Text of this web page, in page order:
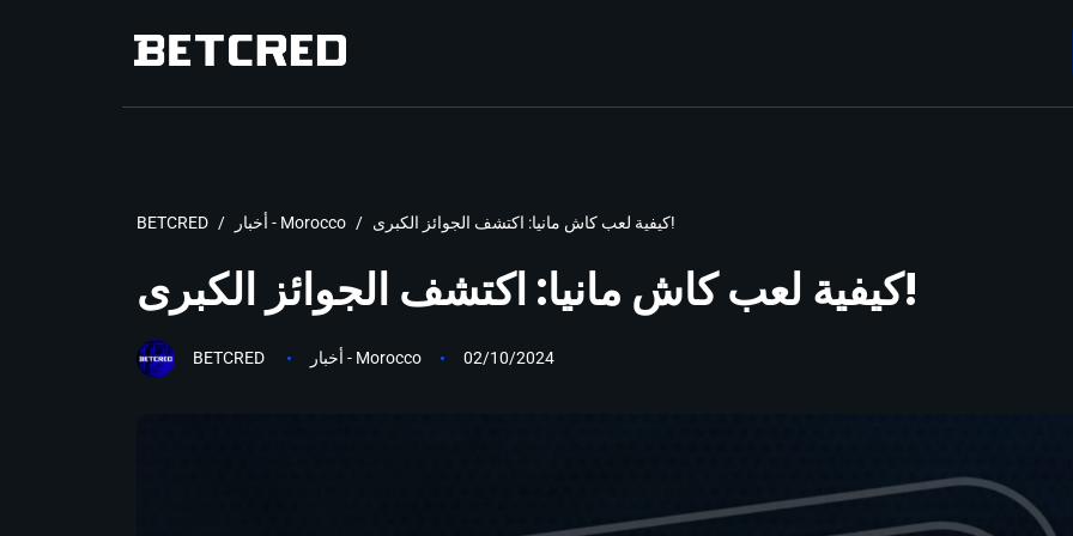
BETCRED أخبار - Morocco كيفية لعب كاش مانيا: اكتشف الجوائز الكبرى!
كيفية لعب كاش مانيا: اكتشف الجوائز الكبرى!
BETCRED أخبار - Morocco 02/10/2024